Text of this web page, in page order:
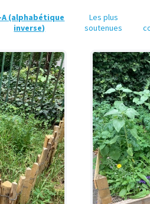
A (alphabétique
inverse)
Les plus
soutenues